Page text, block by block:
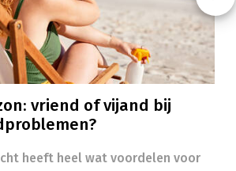
Next
vriend of vijand bij
heeft heel wat voordelen voor